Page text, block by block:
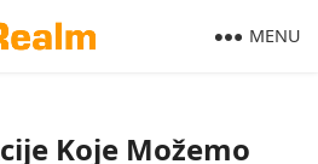
MENU
Koje Možemo